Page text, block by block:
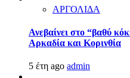
ΑΡΓΟΛΙΔΑ
Ανεβαίνει στο “βαθύ
Αρκαδία και Κορινθία
5 έτη ago admin